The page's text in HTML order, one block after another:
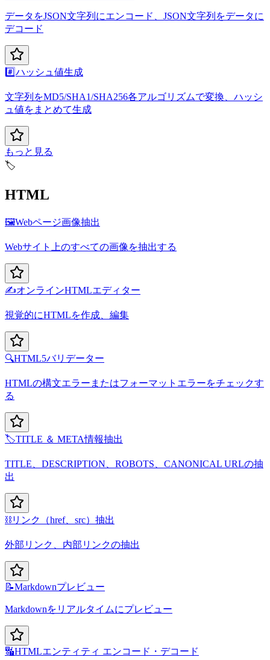
データをJSON文字列にエンコード、JSON文字列をデータに
デコード
#️⃣ハッシュ値生成
文字列をMD5/SHA1/SHA256各アルゴリズムで変換、ハッシ
ュ値をまとめて生成
もっと見る
🏷️
HTML
🖼️Webページ画像抽出
Webサイト上のすべての画像を抽出する
✍️オンラインHTMLエディター
視覚的にHTMLを作成、編集
🔍HTML5バリデーター
HTMLの構文エラーまたはフォーマットエラーをチェックす
る
🏷️TITLE ＆ META情報抽出
TITLE、DESCRIPTION、ROBOTS、CANONICAL URLの抽
出
⛓️リンク（href、src）抽出
外部リンク、内部リンクの抽出
📝Markdownプレビュー
Markdownをリアルタイムにプレビュー
🔣HTMLエンティティ エンコード・デコード